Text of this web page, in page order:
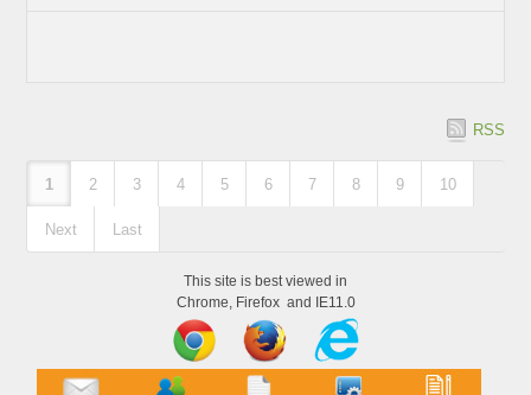
RSS
1 2 3 4 5 6 7 8 9 10
Next Last
This site is best viewed in
Chrome, Firefox and IE11.0